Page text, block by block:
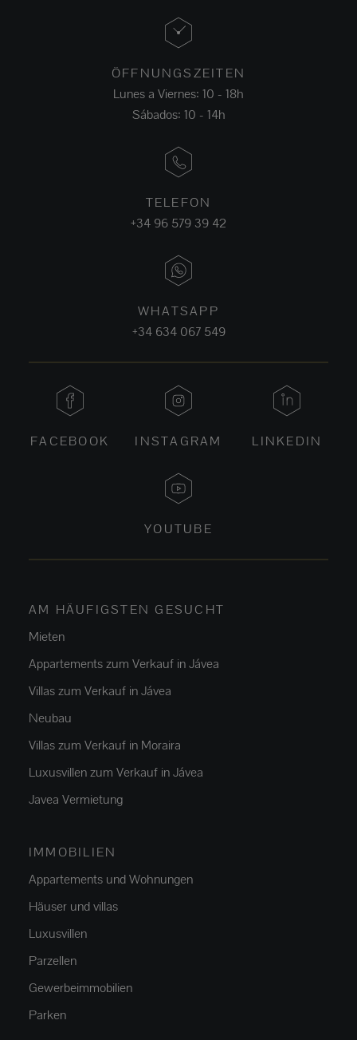
ÖFFNUNGSZEITEN
Lunes a Viernes: 10 - 18h
Sábados: 10 - 14h
TELEFON
+34 96 579 39 42
WHATSAPP
+34 634 067 549
FACEBOOK INSTAGRAM LINKEDIN
YOUTUBE
AM HÄUFIGSTEN GESUCHT
Mieten
Appartements zum Verkauf in Jávea
Villas zum Verkauf in Jávea
Neubau
Villas zum Verkauf in Moraira
Luxusvillen zum Verkauf in Jávea
Javea Vermietung
IMMOBILIEN
Appartements und Wohnungen
Häuser und villas
Luxusvillen
Parzellen
Gewerbeimmobilien
Parken